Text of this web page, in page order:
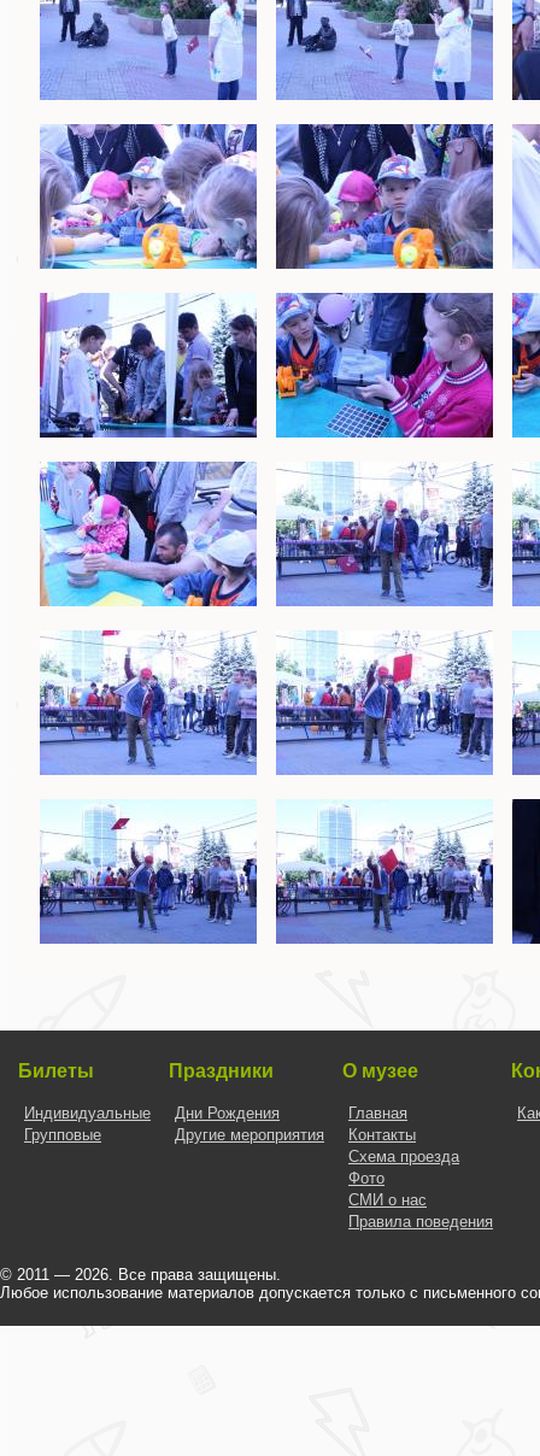
Билеты
Индивидуальные
Групповые
Праздники
Дни Рождения
Другие мероприятия
О музее
Главная
Контакты
Схема проезда
Фото
СМИ о нас
Правила поведения
© 2011 — 2026. Все права защищены.
Любое использование материалов допускается только с письменного